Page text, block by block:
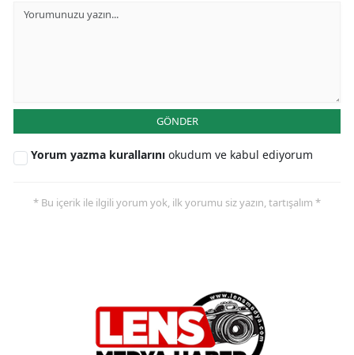
GÖNDER
Yorum yazma kurallarını okudum ve kabul ediyorum
* Bu içerik ile ilgili yorum yok, ilk yorumu siz yazın, tartışalım *